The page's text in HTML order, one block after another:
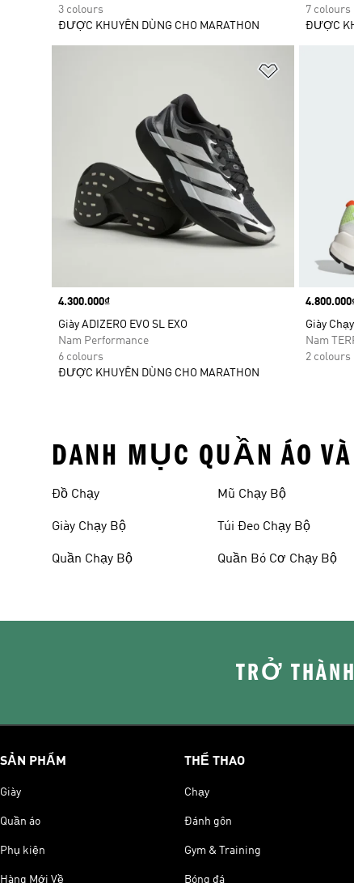
3 colours
ĐƯỢC KHUYÊN DÙNG CHO MARATHON
7 colours
ĐƯỢC
Price
4.300.000₫
Giày ADIZERO EVO SL EXO
Nam Performance
6 colours
ĐƯỢC KHUYÊN DÙNG CHO MARATHON
Price
Giày
Nam
2 colours
DANH MỤC QUẦN ÁO
Đồ Chạy
Giày Chạy Bộ
Quần Chạy Bộ
Mũ Chạy Bộ
Túi Đeo Chạy Bộ
Quần Bó Cơ Chạy Bộ
TRỞ
SẢN PHẨM
Giày
Quần áo
Phụ kiện
Hàng Mới Về
THỂ THAO
Chạy
Đánh gôn
Gym & Training
Bóng đá